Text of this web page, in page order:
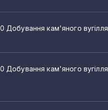
Добування кам'яного вугілля
Добування кам'яного вугілля